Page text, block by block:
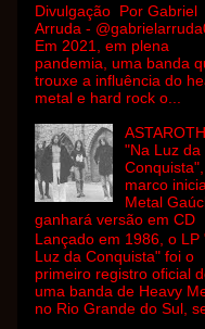
Divulgação Por Gabriel
Arruda -
Em 2021, em plena
pandemia, uma banda
trouxe a influência do
metal e hard rock o...
"Na Luz da
Conquista",
marco
Metal
ganhará versão em CD
Lançado em 1986, o LP
Luz da Conquista" foi o
primeiro registro oficial
uma banda de Heavy
no Rio Grande do Sul,